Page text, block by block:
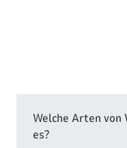
Welche Arten von
es?